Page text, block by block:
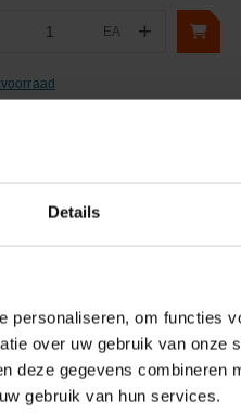
Details
personaliseren, om functies
over uw gebruik van onze
deze gegevens combineren
gebruik van hun services.
EA +